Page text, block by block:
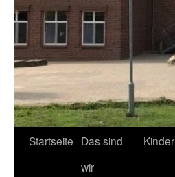
Startseite Das sind
wir
Kinder